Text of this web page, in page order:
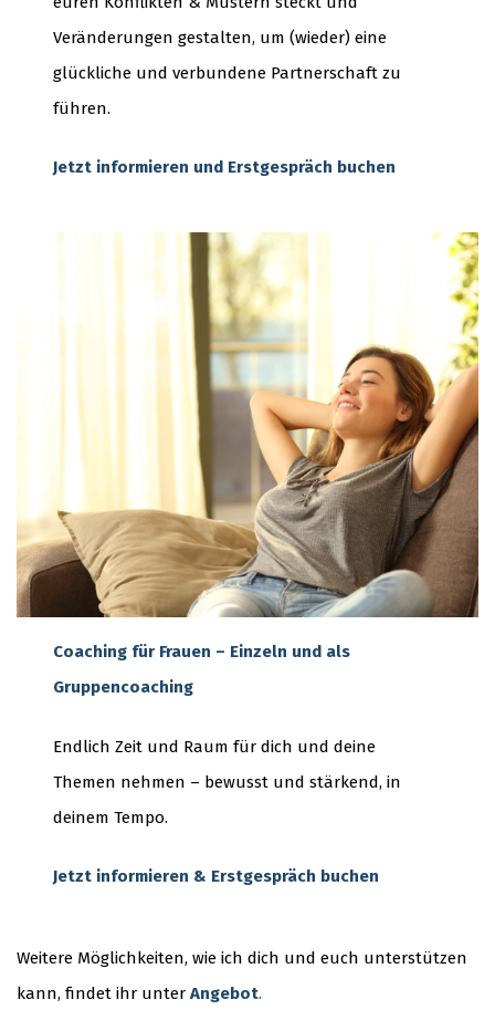
Veränderungen gestalten, um (wieder) eine
glückliche und verbundene Partnerschaft zu
führen.
Jetzt informieren und Erstgespräch buchen
Coaching für Frauen – Einzeln und als
Gruppencoaching
Endlich Zeit und Raum für dich und deine
Themen nehmen – bewusst und stärkend, in
deinem Tempo.
Jetzt informieren & Erstgespräch buchen
Weitere Möglichkeiten, wie ich dich und euch unterstützen
kann, findet ihr unter Angebot.